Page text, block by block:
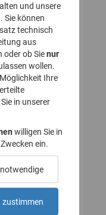
für
an
erstellen
und unsere
Sie können
technisch
aus
oder ob Sienur
wollen.
Ihre
in unserer
willigen Sie in
ein.
zustimmen